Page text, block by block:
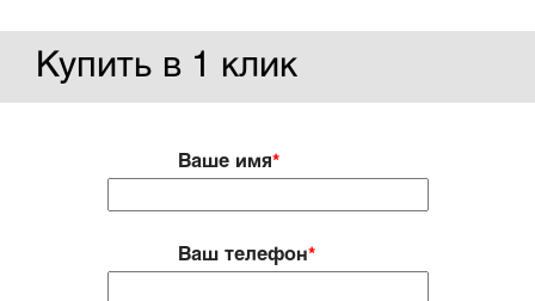
Купить в 1 клик
Ваше имя*
Ваш телефон*